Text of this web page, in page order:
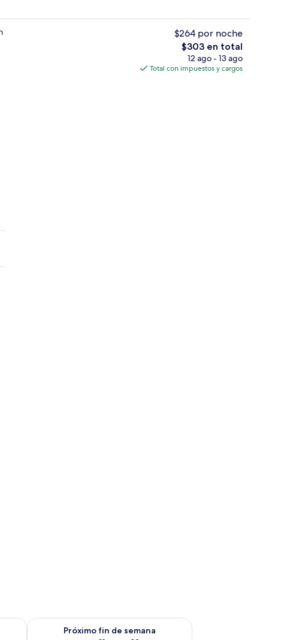
Ropa de cama de alta calidad y
$264 por noche
El
precio
total
$303 en total
12 ago - 13 ago
Total con impuestos y cargos
fin de semana ago 14 - ago 16
Próximo fin de semana
Consulta la disponibilidad para el próximo fin de semana